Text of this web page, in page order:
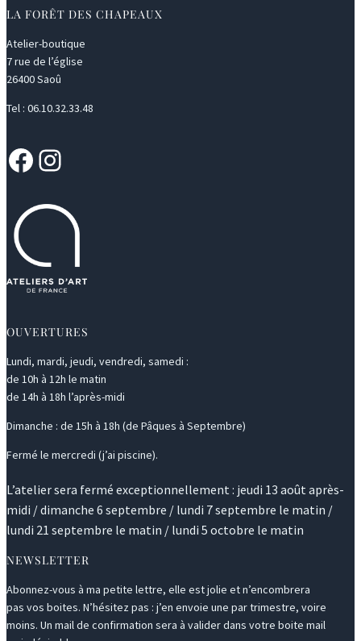
LA FORÊT DES CHAPEAUX
Atelier-boutique
7 rue de l’église
26400 Saoû
Tel : 06.10.32.33.48
Facebook Instagram
OUVERTURES
Lundi, mardi, jeudi, vendredi, samedi :
de 10h à 12h le matin
de 14h à 18h l’après-midi
Dimanche : de 15h à 18h (de Pâques à Septembre)
Fermé le mercredi (j’ai piscine).
L’atelier sera fermé exceptionnellement : jeudi 13 août après-
midi / dimanche 6 septembre / lundi 7 septembre le matin /
lundi 21 septembre le matin / lundi 5 octobre le matin
NEWSLETTER
Abonnez-vous à ma petite lettre, elle est jolie et n’encombrera
pas vos boites. N’hésitez pas : j’en envoie une par trimestre, voire
moins. Un mail de confirmation sera à valider dans votre boite mail